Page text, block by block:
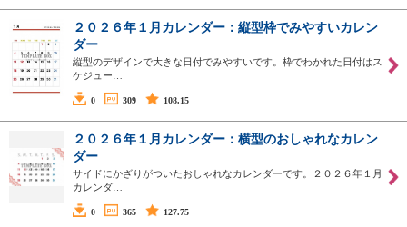
２０２６年１月カレンダー：縦型枠でみやすいカレン
ダー
縦型のデザインで大きな日付でみやすいです。枠でわかれた日付はス
ケジュー…
0 309 108.15
２０２６年１月カレンダー：横型のおしゃれなカレン
ダー
サイドにかざりがついたおしゃれなカレンダーです。２０２６年１月
カレンダ…
0 365 127.75